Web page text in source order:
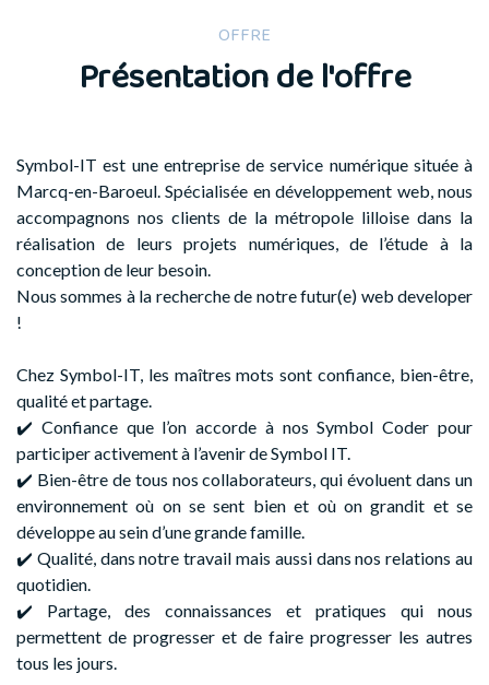
OFFRE
Présentation de l'offre
Symbol-IT est une entreprise de service numérique située à
Marcq-en-Baroeul. Spécialisée en développement web, nous
accompagnons nos clients de la métropole lilloise dans la
réalisation de leurs projets numériques, de l’étude à la
conception de leur besoin.
Nous sommes à la recherche de notre futur(e) web developer
!
Chez Symbol-IT, les maîtres mots sont confiance, bien-être,
qualité et partage.
✔️ Confiance que l’on accorde à nos Symbol Coder pour
participer activement à l’avenir de Symbol IT.
✔️ Bien-être de tous nos collaborateurs, qui évoluent dans un
environnement où on se sent bien et où on grandit et se
développe au sein d’une grande famille.
✔️ Qualité, dans notre travail mais aussi dans nos relations au
quotidien.
✔️ Partage, des connaissances et pratiques qui nous
permettent de progresser et de faire progresser les autres
tous les jours.